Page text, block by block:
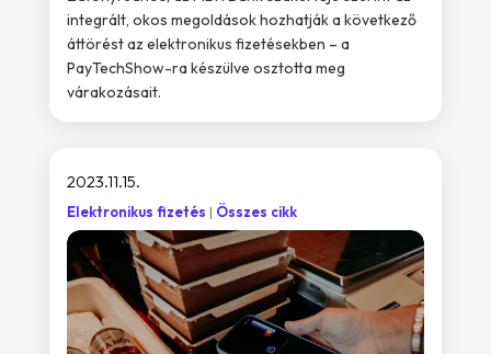
integrált, okos megoldások hozhatják a következő
áttörést az elektronikus fizetésekben – a
PayTechShow-ra készülve osztotta meg
várakozásait.
2023.11.15.
Elektronikus fizetés Összes cikk